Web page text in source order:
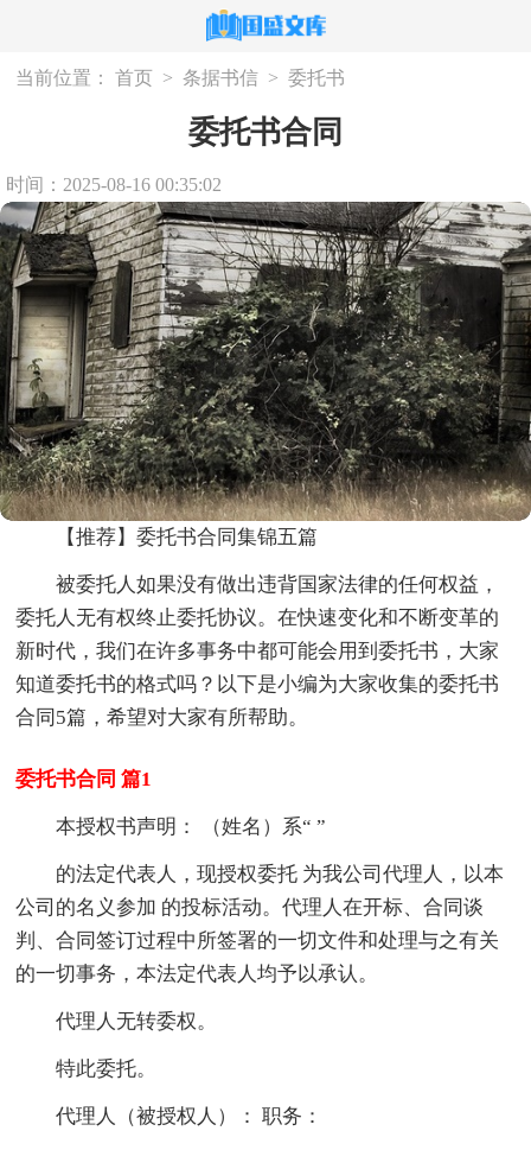
当前位置： 首页 > 条据书信 > 委托书
委托书合同
时间：2025-08-16 00:35:02
【推荐】委托书合同集锦五篇
被委托人如果没有做出违背国家法律的任何权益，
委托人无有权终止委托协议。在快速变化和不断变革的
新时代，我们在许多事务中都可能会用到委托书，大家
知道委托书的格式吗？以下是小编为大家收集的委托书
合同5篇，希望对大家有所帮助。
委托书合同 篇1
本授权书声明： （姓名）系“ ”
的法定代表人，现授权委托 为我公司代理人，以本
公司的名义参加 的投标活动。代理人在开标、合同谈
判、合同签订过程中所签署的一切文件和处理与之有关
的一切事务，本法定代表人均予以承认。
代理人无转委权。
特此委托。
代理人（被授权人）： 职务：